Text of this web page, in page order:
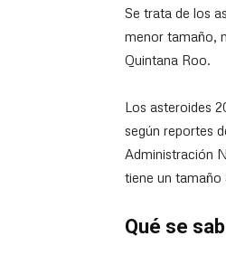
Se trata de los
menor tamaño,
Quintana Roo.
Los asteroides
según reportes
Administración
tiene un tamaño
Qué se